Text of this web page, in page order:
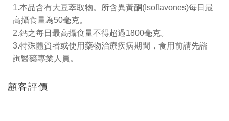
1.本品含有大豆萃取物。所含異黃酮(Isoflavones)每日最
高攝食量為50毫克。
2.鈣之每日最高攝食量不得超過1800毫克。
3.特殊體質者或使用藥物治療疾病期間，食用前請先諮
詢醫藥專業人員。
顧客評價